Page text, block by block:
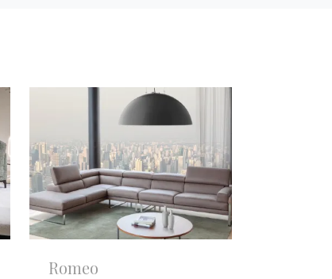
Romeo